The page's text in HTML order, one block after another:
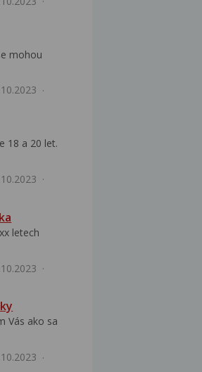
mohou
18 a 20 let.
letech
Vás ako sa